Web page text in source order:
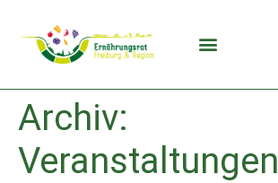
Archiv:
Veranstaltungen